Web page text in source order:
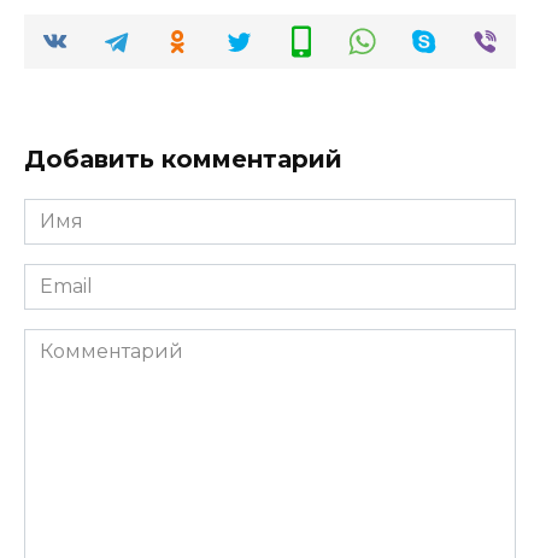
Добавить комментарий
Имя
*
Email
*
Комментарий